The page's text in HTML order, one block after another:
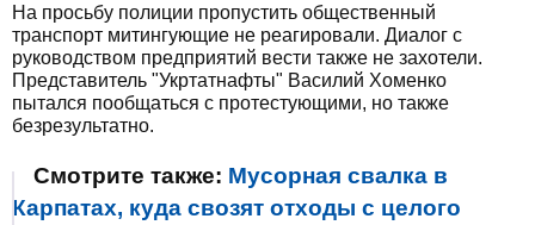
На просьбу полиции пропустить общественный
транспорт митингующие не реагировали. Диалог с
руководством предприятий вести также не захотели.
Представитель "Укртатнафты" Василий Хоменко
пытался пообщаться с протестующими, но также
безрезультатно.
Смотрите также: Мусорная свалка в
Карпатах, куда свозят отходы с целого